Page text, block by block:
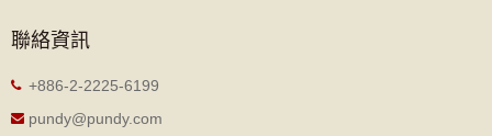
聯絡資訊
+886-2-2225-6199
pundy@pundy.com